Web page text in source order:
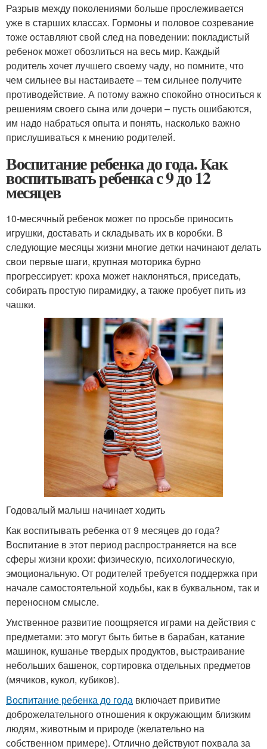
Разрыв между поколениями больше прослеживается
уже в старших классах. Гормоны и половое созревание
тоже оставляют свой след на поведении: покладистый
ребенок может обозлиться на весь мир. Каждый
родитель хочет лучшего своему чаду, но помните, что
чем сильнее вы настаиваете – тем сильнее получите
противодействие. А потому важно спокойно относиться к
решениям своего сына или дочери – пусть ошибаются,
им надо набраться опыта и понять, насколько важно
прислушиваться к мнению родителей.
Воспитание ребенка до года. Как
воспитывать ребенка с 9 до 12
месяцев
10-месячный ребенок может по просьбе приносить
игрушки, доставать и складывать их в коробки. В
следующие месяцы жизни многие детки начинают делать
свои первые шаги, крупная моторика бурно
прогрессирует: кроха может наклоняться, приседать,
собирать простую пирамидку, а также пробует пить из
чашки.
Годовалый малыш начинает ходить
Как воспитывать ребенка от 9 месяцев до года?
Воспитание в этот период распространяется на все
сферы жизни крохи: физическую, психологическую,
эмоциональную. От родителей требуется поддержка при
начале самостоятельной ходьбы, как в буквальном, так и
переносном смысле.
Умственное развитие поощряется играми на действия с
предметами: это могут быть битье в барабан, катание
машинок, кушанье твердых продуктов, выстраивание
небольших башенок, сортировка отдельных предметов
(мячиков, кукол, кубиков).
Воспитание ребенка до года включает привитие
доброжелательного отношения к окружающим близким
людям, животным и природе (желательно на
собственном примере). Отлично действуют похвала за